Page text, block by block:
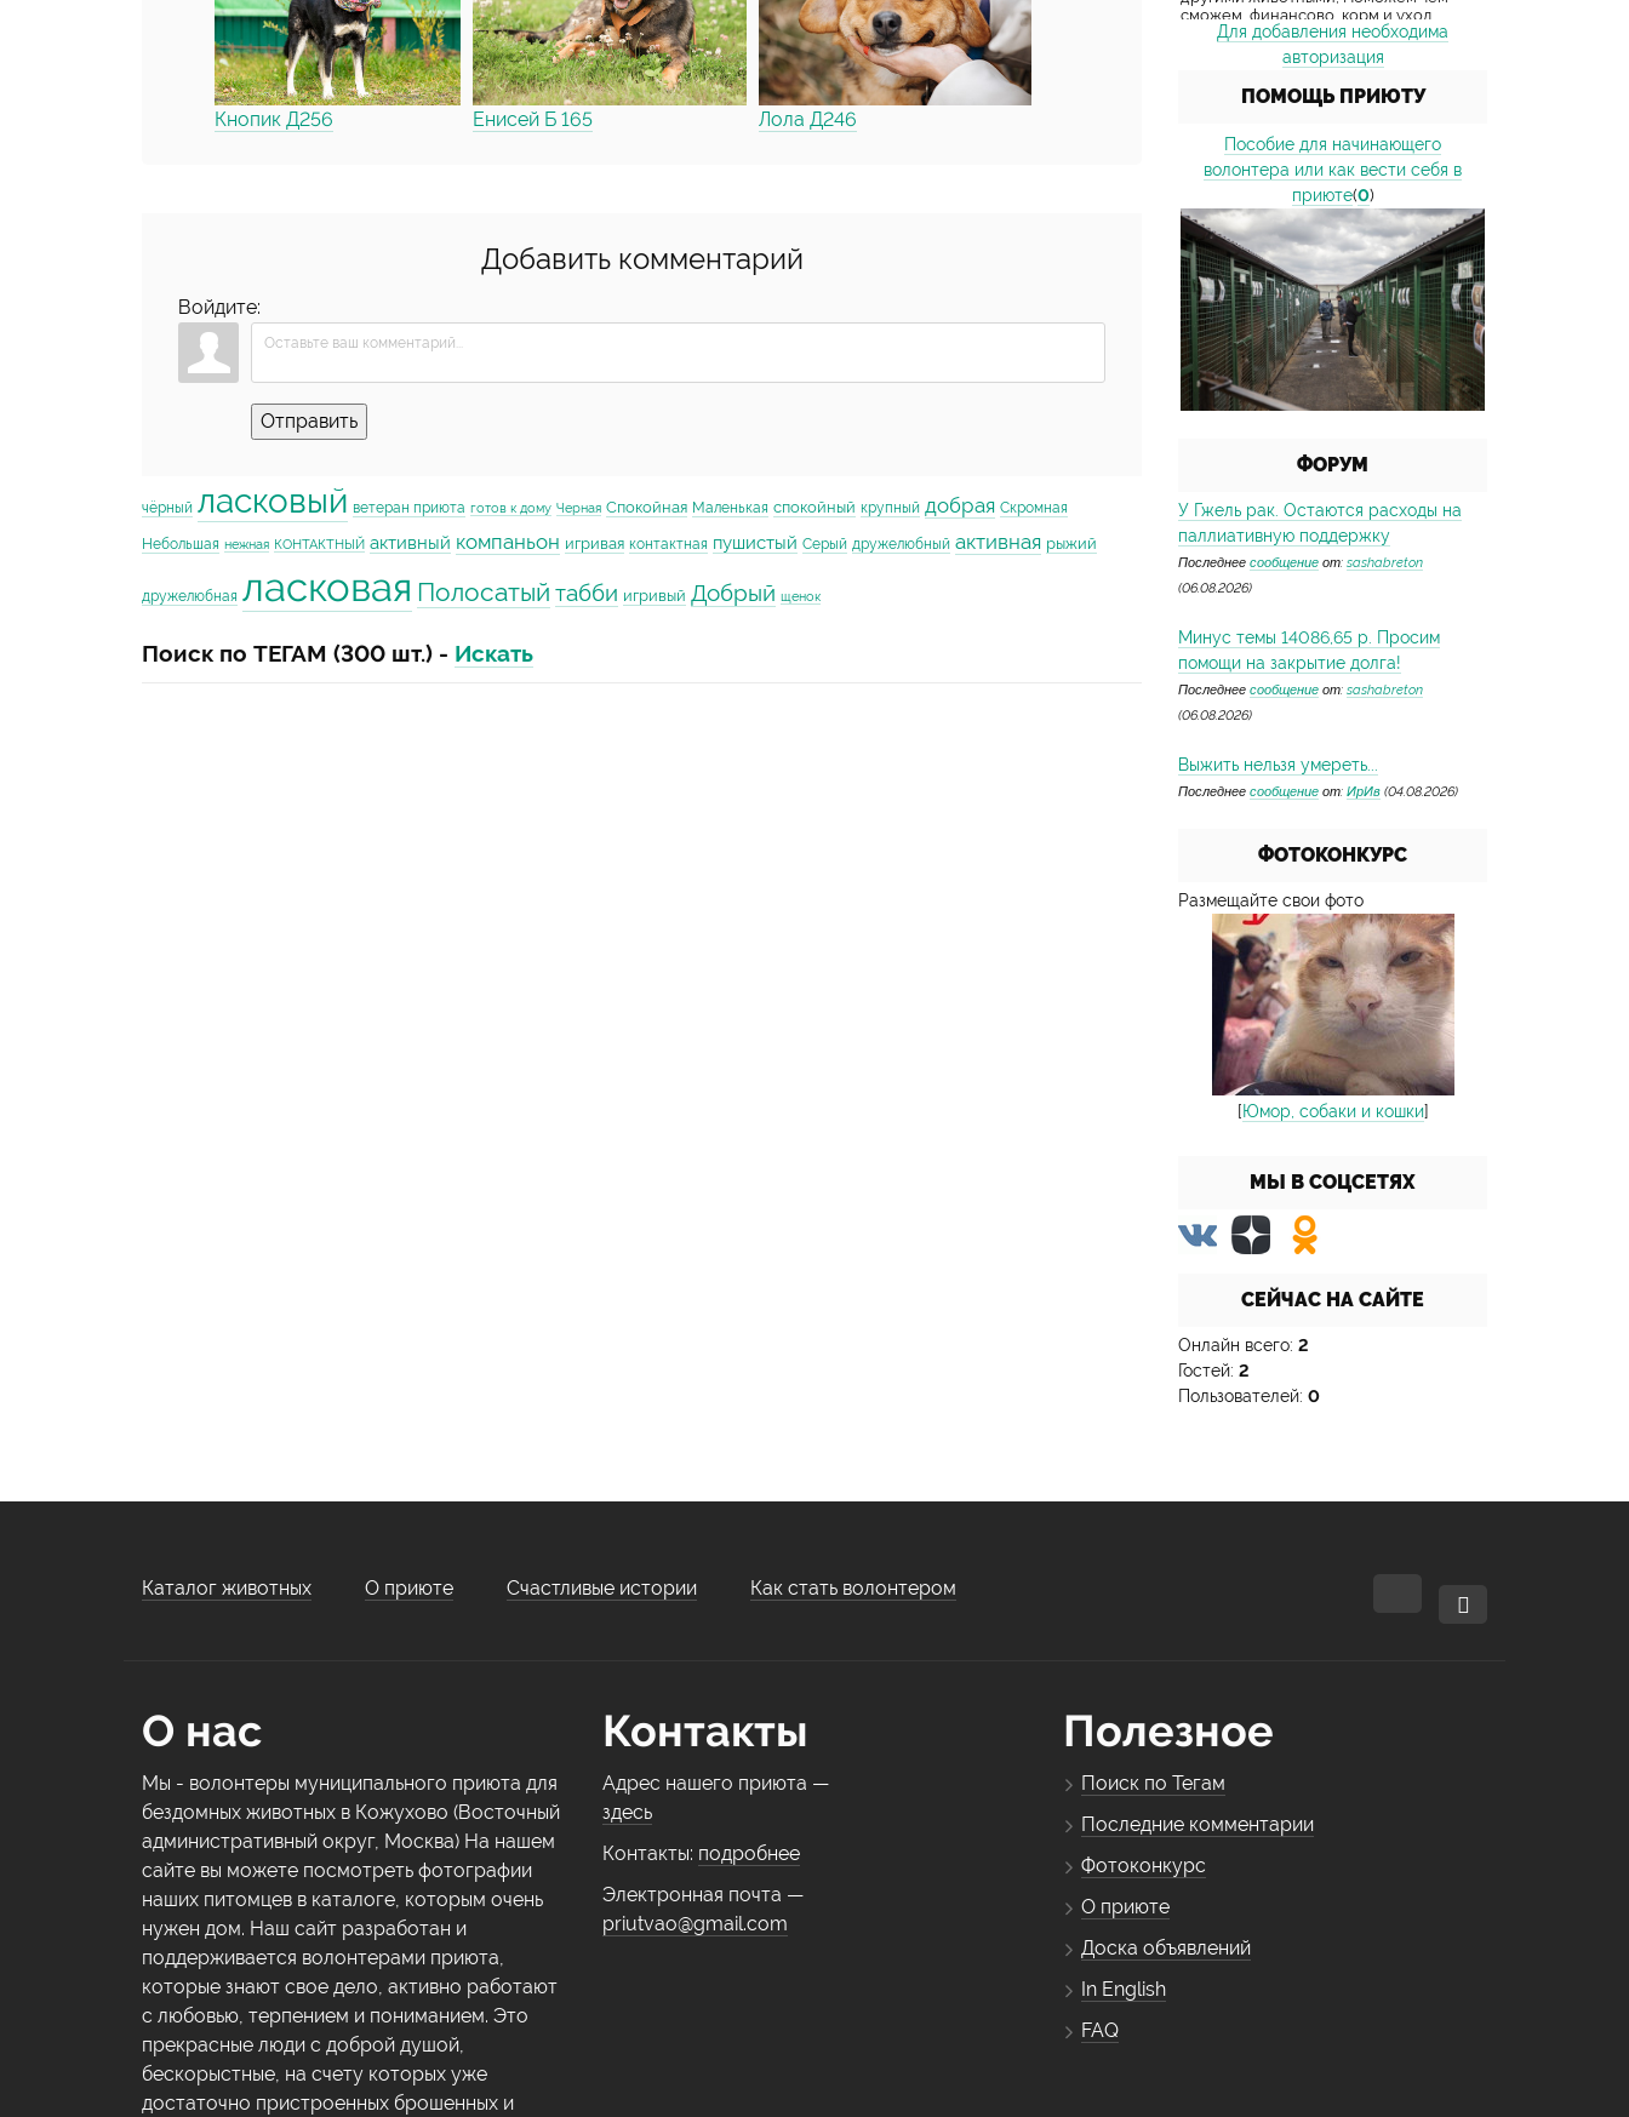
Кнопик Д256 Енисей Б 165 Лола Д246
Добавить комментарий
Войдите:
Отправить
чёрный ласковый ветеран приюта готов к дому Черная Спокойная Маленькая спокойный крупный добрая Скромная
Небольшая нежная КОНТАКТНЫЙ активный компаньон игривая контактная пушистый Серый дружелюбный активная рыжий
дружелюбная ласковая Полосатый табби игривый Добрый щенок
Поиск по ТЕГАМ (300 шт.) - Искать
Для добавления необходима
авторизация
ПОМОЩЬ ПРИЮТУ
Пособие для начинающего
волонтера или как вести себя в
приюте(0)
ФОРУМ
У Гжель рак. Остаются расходы на
паллиативную поддержку
Последнее сообщение от: sashabreton
(06.08.2026)
Минус темы 14086,65 р. Просим
помощи на закрытие долга!
Последнее сообщение от: sashabreton
(06.08.2026)
Выжить нельзя умереть...
Последнее сообщение от: ИрИв (04.08.2026)
ФОТОКОНКУРС
Размещайте свои фото
[Юмор, собаки и кошки]
МЫ В СОЦСЕТЯХ
СЕЙЧАС НА САЙТЕ
Онлайн всего: 2
Гостей: 2
Пользователей: 0
Каталог животных О приюте Счастливые истории Как стать волонтером
О нас
Мы - волонтеры муниципального приюта для
бездомных животных в Кожухово (Восточный
административный округ, Москва) На нашем
сайте вы можете посмотреть фотографии
наших питомцев в каталоге, которым очень
нужен дом. Наш сайт разработан и
поддерживается волонтерами приюта,
которые знают свое дело, активно работают
с любовью, терпением и пониманием. Это
прекрасные люди с доброй душой,
бескорыстные, на счету которых уже
достаточно пристроенных брошенных и
Контакты
Адрес нашего приюта —
здесь
Контакты: подробнее
Электронная почта —
priutvao@gmail.com
Полезное
Поиск по Тегам
Последние комментарии
Фотоконкурс
О приюте
Доска объявлений
In English
FAQ